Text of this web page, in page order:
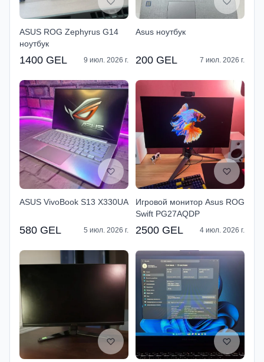
ASUS ROG Zephyrus G14
ноутбук
1400 GEL 9 июл. 2026 г.
Asus ноутбук
200 GEL 7 июл. 2026 г.
ASUS VivoBook S13 X330UA
580 GEL 5 июл. 2026 г.
Игровой монитор Asus ROG
Swift PG27AQDP
2500 GEL 4 июл. 2026 г.